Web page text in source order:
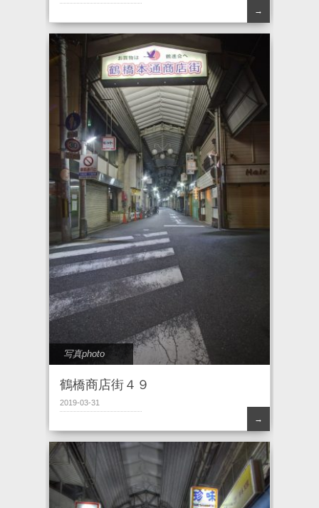
→
写真photo
鶴橋商店街４９
2019-03-31
→